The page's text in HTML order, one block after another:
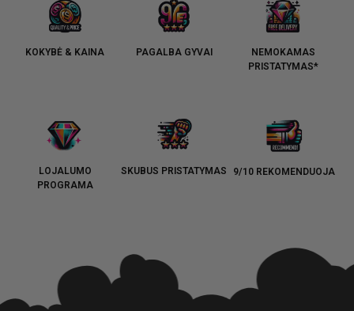
KOKYBĖ & KAINA PAGALBA GYVAI
NEMOKAMAS
PRISTATYMAS*
LOJALUMO
PROGRAMA
SKUBUS PRISTATYMAS 9/10 REKOMENDUOJA